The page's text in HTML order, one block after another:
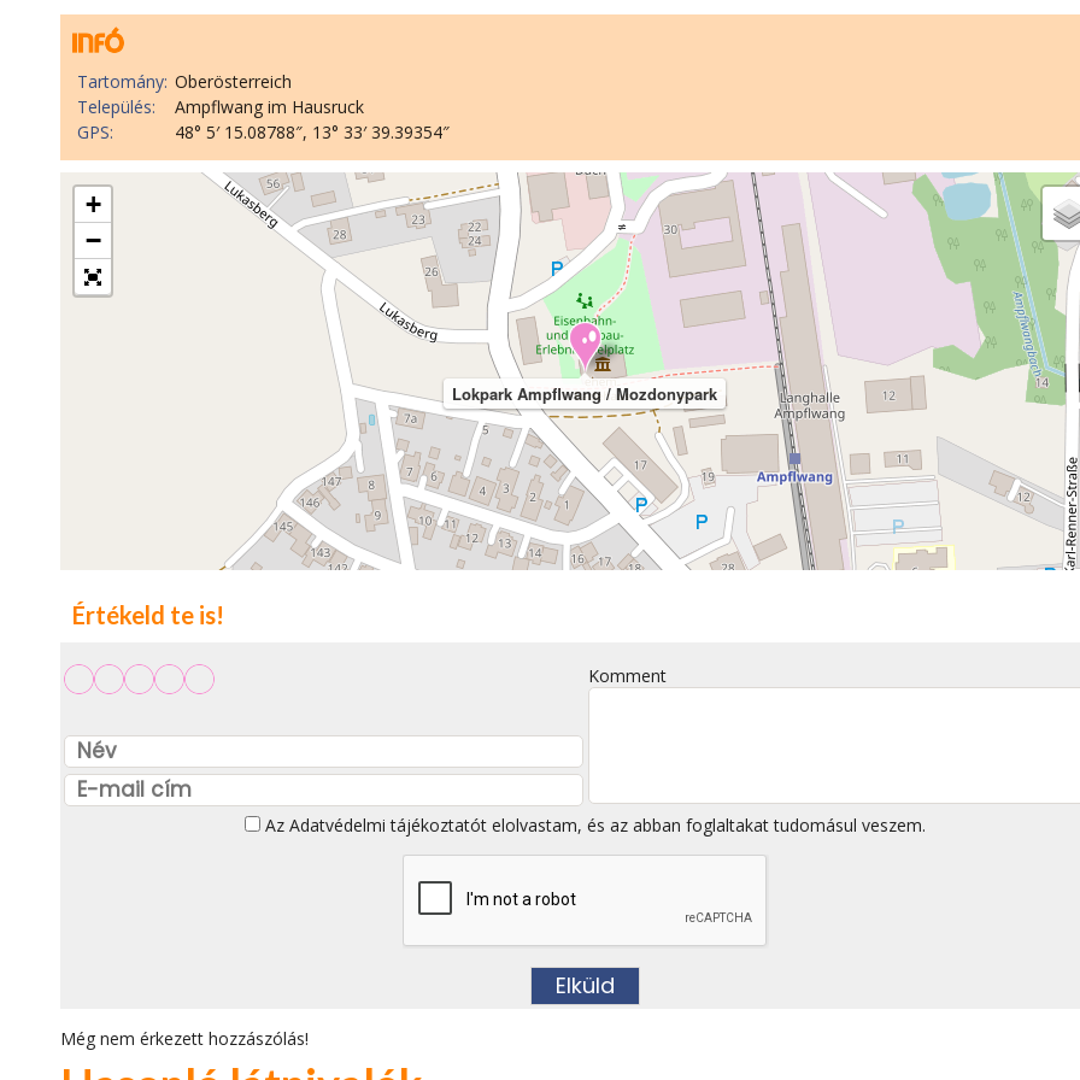
Tartomány: Oberösterreich
Település:
Ampflwang im Hausruck
GPS:
48° 5′ 15.08788″, 13° 33′ 39.39354″
Lokpark Ampflwang / Mozdonypark
+
−
Értékeld te is!
Komment
Az Adatvédelmi tájékoztatót elolvastam, és az abban foglaltakat tudomásul veszem.
Még nem érkezett hozzászólás!